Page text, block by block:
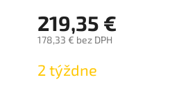
219,35 €
178,33 € bez DPH
cena:
2 týždne